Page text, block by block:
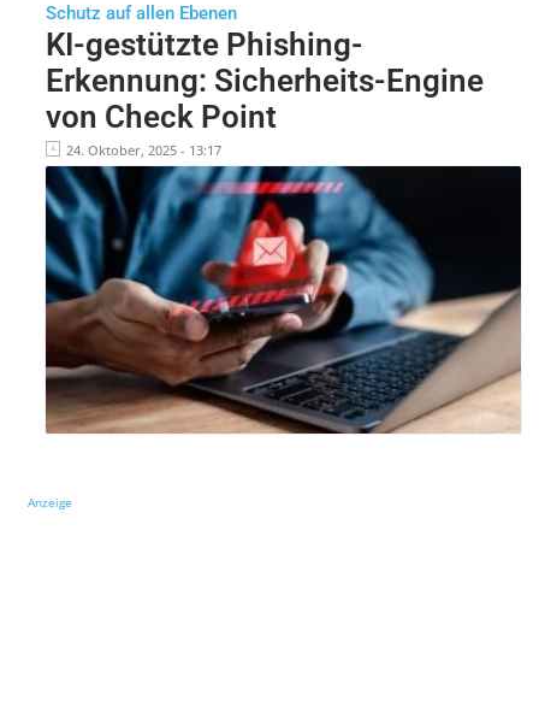
Schutz auf allen Ebenen
KI-gestützte Phishing-
Erkennung: Sicherheits-Engine
von Check Point
24. Oktober, 2025 - 13:17
Anzeige